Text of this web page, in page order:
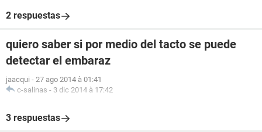
2 respuestas
quiero saber si por medio del tacto se puede
detectar el embaraz
jaacqui - 27 ago 2014 à 01:41
c-salinas - 3 dic 2014 à 17:42
3 respuestas